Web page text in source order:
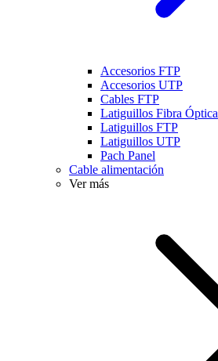
Accesorios FTP
Accesorios UTP
Cables FTP
Latiguillos Fibra Óptica
Latiguillos FTP
Latiguillos UTP
Pach Panel
Cable alimentación
Ver más